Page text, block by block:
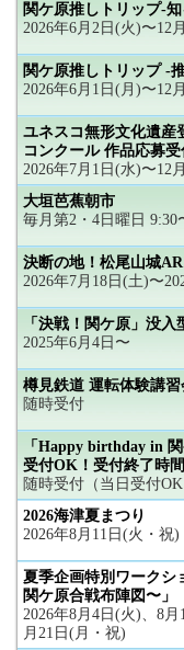
関ケ原推しトリップ-
2026年6月2日(火)〜12
関ケ原推しトリップ -
2026年6月1日(月)〜12
ユネスコ無形文化遺産
コンクール 作品応募受
2026年7月1日(水)〜12
大垣芭蕉朝市
毎月第2・4日曜日 9:30
決断の地！松尾山城AR
2026年7月18日(土)〜
「決戦！関ケ原」没
2025年6月4日〜
樽見鉄道 運転体験講習
随時受付
「Happy birthday in
受付OK！受付終了時間
随時受付（当日受付OK
2026海津夏まつり
2026年8月11日(火・祝)
夏季企画特別ワークシ
関ケ原合戦布陣図〜」
2026年8月4日(火)、8
月21日(月・祝)